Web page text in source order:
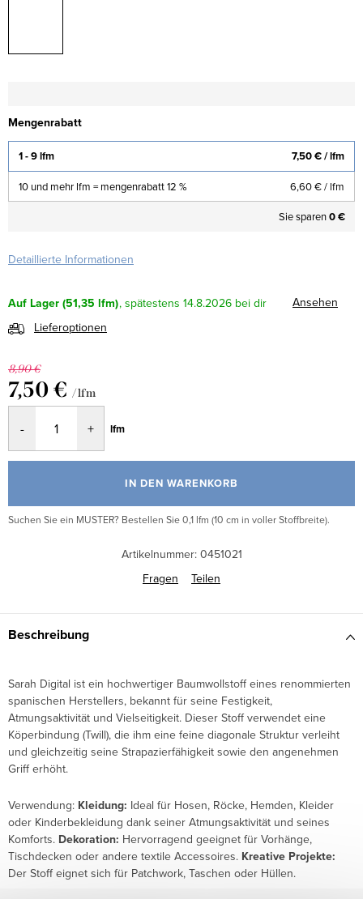
Mengenrabatt
1 - 9 lfm 7,50 €/ lfm
10 und mehr lfm = mengenrabatt 12 % 6,60 €/ lfm
Sie sparen0 €
Detaillierte Informationen
Auf Lager (51,35 lfm) 14.8.2026
Ansehen
Lieferoptionen
8,90 €
7,50 € / lfm
lfm
IN DEN WARENKORB
Suchen Sie ein MUSTER? Bestellen Sie 0,1 lfm (10 cm in voller Stoffbreite).
Artikelnummer: 0451021
Fragen
Teilen
Beschreibung
Sarah Digital ist ein hochwertiger Baumwollstoff eines renommierten
spanischen Herstellers, bekannt für seine Festigkeit,
Atmungsaktivität und Vielseitigkeit. Dieser Stoff verwendet eine
Köperbindung (Twill), die ihm eine feine diagonale Struktur verleiht
und gleichzeitig seine Strapazierfähigkeit sowie den angenehmen
Griff erhöht.
Verwendung: Kleidung: Ideal für Hosen, Röcke, Hemden, Kleider
oder Kinderbekleidung dank seiner Atmungsaktivität und seines
Komforts. Dekoration: Hervorragend geeignet für Vorhänge,
Tischdecken oder andere textile Accessoires. Kreative Projekte:
Der Stoff eignet sich für Patchwork, Taschen oder Hüllen.